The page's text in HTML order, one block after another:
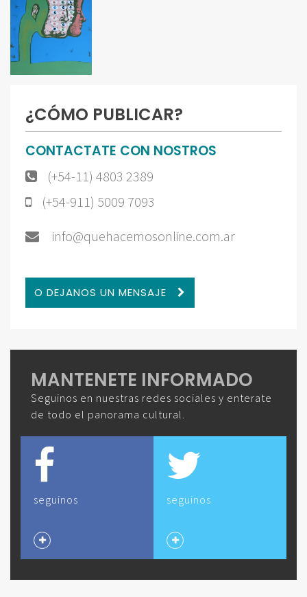
¿CÓMO PUBLICAR?
CONTACTATE CON NOSTROS
(+54-11) 4803 2389
(+54-911) 5009 7093
info@quehacemosonline.com.ar
O DEJANOS UN MENSAJE
MANTENETE INFORMADO
Seguinos en nuestras redes sociales y enterate
de todo el panorama cultural.
seguinos seguinos